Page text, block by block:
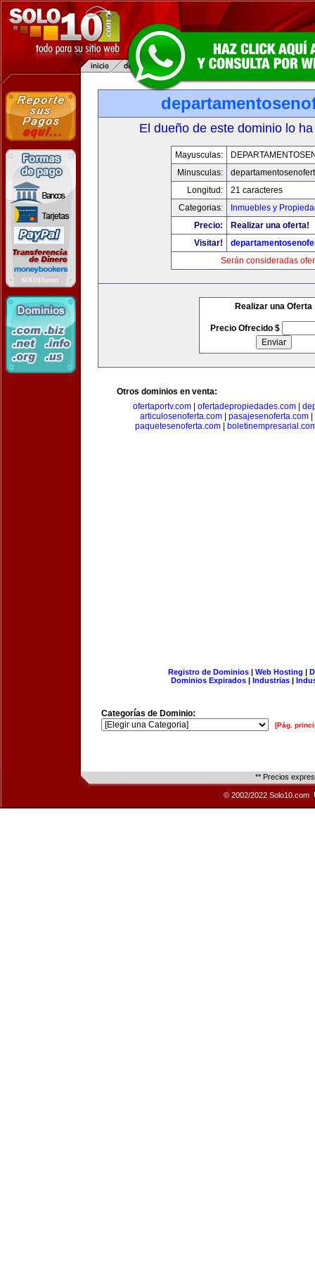
El dueño de este dominio lo
Mayusculas:
Minusculas:
Longitud:
21 caracteres
Categorias:
Inmuebles y
Precio:
Realizar una oferta!
Visitar!
Serán consideradas
Realizar una Oferta
Precio Ofrecido $
Otros dominios en venta:
ofertaportv.com
ofertadepropiedades.com
articulosenoferta.com
pasajesenoferta.com
paquetesenoferta.com|
Registro de Dominios| Web Hosting |
Dominios Expirados | Industrias |
Categorías de Dominio:
[Pág.
** Precios
© 2002/2022 Solo10.com